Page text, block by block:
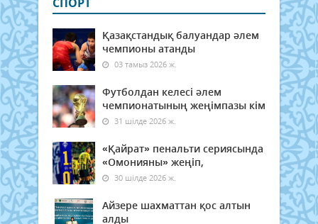
Қазақстандық балуандар әлем
чемпионы атанды
03 тамыз 2026 ж.
Футболдан келесі әлем
чемпионатының жеңімпазы кім
31 шілде 2026 ж.
«Қайрат» пенальти сериясында
«Омонияны» жеңіп,
30 шілде 2026 ж.
Айзере шахматтан қос алтын
алды